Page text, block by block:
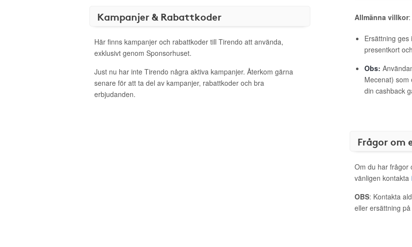
Kampanjer & Rabattkoder
Här finns kampanjer och rabattkoder till Tirendo att använda,
exklusivt genom Sponsorhuset.
Just nu har inte Tirendo några aktiva kampanjer. Återkom gärna
senare för att ta del av kampanjer, rabattkoder och bra
erbjudanden.
Allmänna villkor:
Ersättning ges
presentkort
Obs:
Mecenat) som
din cashback
Frågor om
Om du har frågor
vänligen kontakta
OBS: Kontakta
eller ersättning